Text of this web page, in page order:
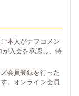
本人がナフコメン
入会を承認し、特
会員登録を行った
。オンライン会員